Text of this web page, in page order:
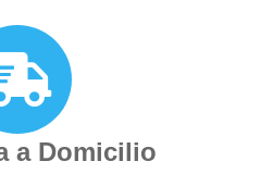
a Domicilio